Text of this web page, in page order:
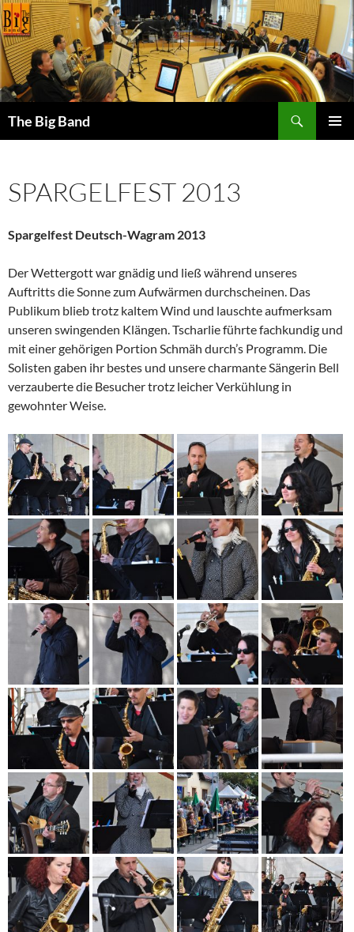
Zum
Inhalt
springen
The Big Band
SPARGELFEST 2013
Spargelfest Deutsch-Wagram 2013
Der Wettergott war gnädig und ließ während unseres
Auftritts die Sonne zum Aufwärmen durchscheinen. Das
Publikum blieb trotz kaltem Wind und lauschte aufmerksam
unseren swingenden Klängen. Tscharlie führte fachkundig und
mit einer gehörigen Portion Schmäh durch’s Programm. Die
Solisten gaben ihr bestes und unsere charmante Sängerin Bell
verzauberte die Besucher trotz leicher Verkühlung in
gewohnter Weise.